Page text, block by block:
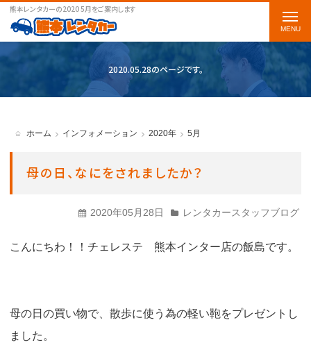
熊本レンタカーの2020 5月をご案内します
2020.05.28のページです。
ホーム インフォメーション 2020年 5月
母の日、なにをされましたか？
2020年05月28日 レンタカースタッフブログ
こんにちわ！！チェレステ 熊本インター店の飯島です。
母の日の買い物で、散歩に使う為の軽い鞄をプレゼントし
ました。
t
o
g
l
i
o